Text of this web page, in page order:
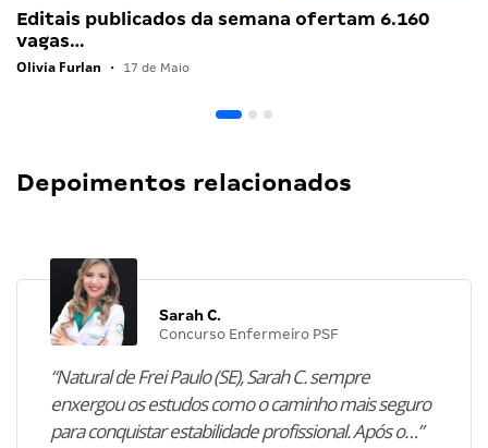
Editais publicados da semana ofertam 6.160
vagas…
Olivia Furlan • 17 de Maio
Depoimentos relacionados
Sarah C.
Concurso Enfermeiro PSF
“Natural de Frei Paulo (SE), Sarah C. sempre
enxergou os estudos como o caminho mais seguro
para conquistar estabilidade profissional. Após o…”